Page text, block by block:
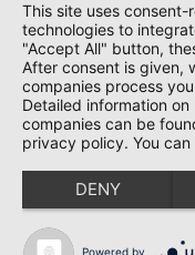
This site uses
technologies to
"Accept All" button,
After consent is given,
companies process
Detailed information
companies can be
privacy policy. You
DENY
Powered by